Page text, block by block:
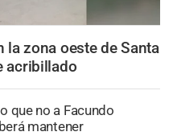
la zona oeste de Santa
acribillado
que no a Facundo
mantener